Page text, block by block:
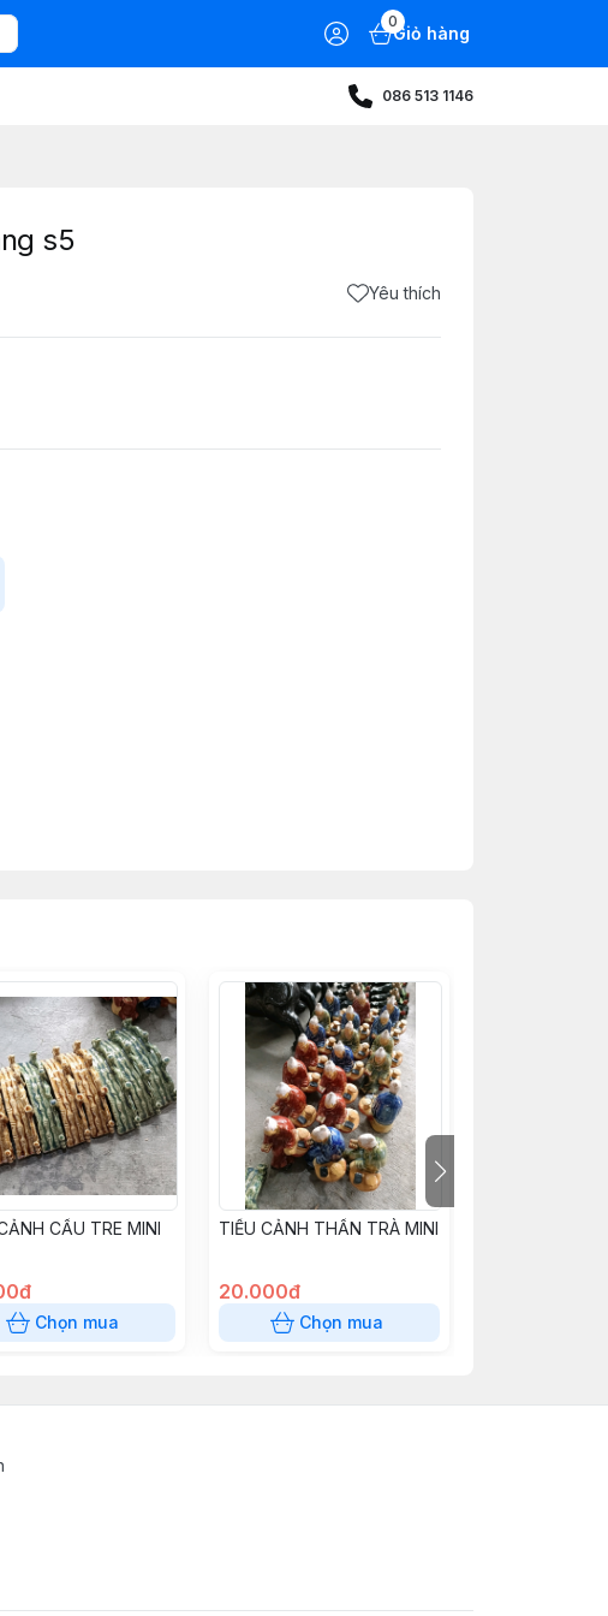
0
Giỏ hàng
086 513 1146
s5
Yêu thích
CẦU TRE MINI
Chọn mua
TIỂU CẢNH THẦN TRÀ MINI
20.000đ
Chọn mua